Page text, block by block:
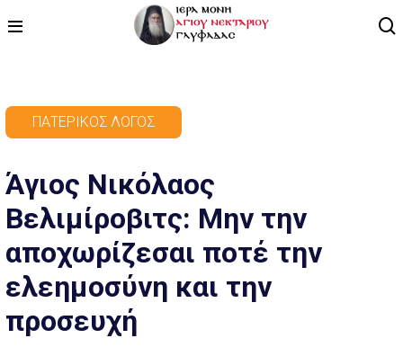
ΠΡΟΓΡΑΜΜΑ
ΒΙΝΤΕΟ
ΑΡΘΡΟΓΡΑΦΙΑ
ΑΓΙΟΛΟΓΙΟ - ΒΙΟΙ ΑΓΙΩΝ
ΕΠΙΚΟΙΝΩΝΙΑ
ΠΑΤΕΡΙΚΌΣ ΛΌΓΟΣ
Άγιος Νικόλαος
Βελιμίροβιτς: Μην την
αποχωρίζεσαι ποτέ την
ελεημοσύνη και την
προσευχή